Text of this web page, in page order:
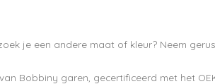
je een andere maat of kleur? Neem
Bobbiny garen, gecertificeerd met het